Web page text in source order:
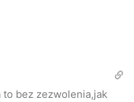
to bez zezwolenia,jak